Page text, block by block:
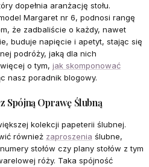
dopełnia aranżację stołu.
Margaret nr 6, podnosi rangę
że zadbaliście o każdy, nawet
buduje napięcie i apetyt, stając się
podróży, jaką dla nich
o tym, jak skomponować
nasz poradnik blogowy.
Oprawę Ślubną
kolekcji papeterii ślubnej.
również zaproszenia ślubne,
stołów czy plany stołów z tym
róży. Taka spójność